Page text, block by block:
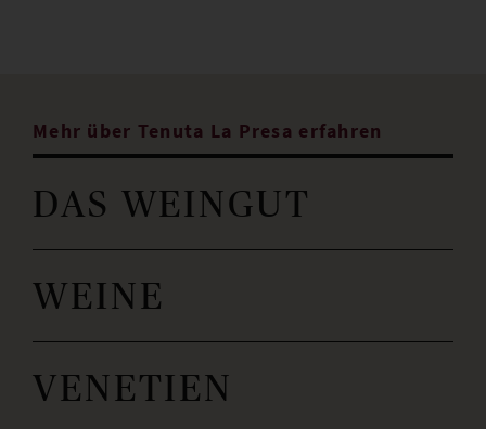
Mehr über Tenuta La Presa erfahren
DAS WEINGUT
WEINE
VENETIEN